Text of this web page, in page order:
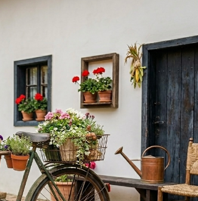
prije kupnje
PRIVATNI IZNAJMLJIVAČI
Želite iznajmljivati
preskačite ovaj ključan
pokretanja turističkog
Prije2 Mjeseca